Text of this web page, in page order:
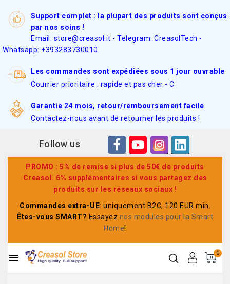
Support complet : la plupart des produits sont conçus
par nos soins !
Email: store@creasol.it - Telegram: CreasolTech -
Whatsapp: +393283730010
Les commandes sont expédiées sous 1 jour ouvrable
Courrier prioritaire : rapide et pas cher - C
Garantie 24 mois, retour/remboursement facile
Contactez-nous avant de retourner les produits !
Follow us
PROMO : 5% de remise si plus de 50€ de produits
Creasol. 6% supplémentaires si vous partagez des
produits sur les réseaux sociaux !
Commandes extra-UE: uniquement B2C, 120 EUR min.
Êtes-vous SMART? Essayez nos modules pour la Smart
Home!
0
